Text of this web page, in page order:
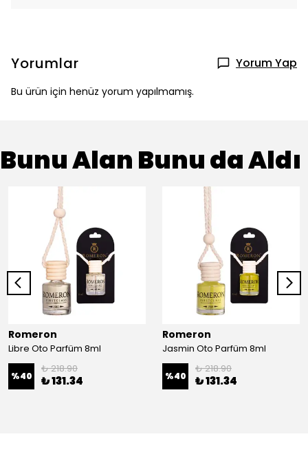
Yorumlar Yorum Yap
Bu ürün için henüz yorum yapılmamış.
Bunu Alan Bunu da Aldı
Romeron
Libre Oto Parfüm 8ml
%40
₺ 218.90
₺ 131.34
Romeron
Jasmin Oto Parfüm 8ml
%40
₺ 218.90
₺ 131.34